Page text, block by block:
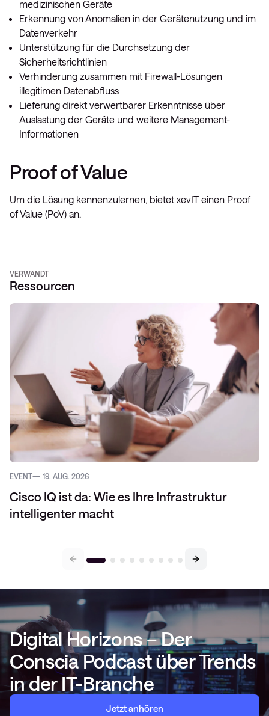
medizinischen Geräte
Erkennung von Anomalien in der Gerätenutzung und im
Datenverkehr
Unterstützung für die Durchsetzung der
Sicherheitsrichtlinien
Verhinderung zusammen mit Firewall-Lösungen
illegitimen Datenabfluss
Lieferung direkt verwertbarer Erkenntnisse über
Auslastung der Geräte und weitere Management-
Informationen
Proof of Value
Um die Lösung kennenzulernen, bietet xevIT einen Proof
of Value (PoV) an.
VERWANDT
Ressourcen
EVENT 19. AUG. 2026
Cisco IQ ist da: Wie es Ihre Infrastruktur
intelligenter macht
Digital Horizons – Der
Conscia Podcast über Trends
in der IT-Branche
Jetzt anhören